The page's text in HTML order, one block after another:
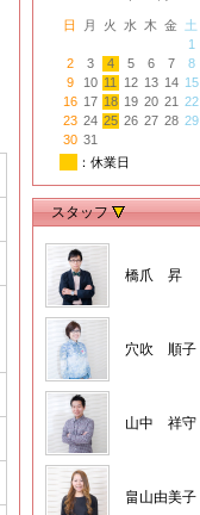
日 月 火 水 木 金
土
1
2
3 4 5 6 7
8
9
10 11 12 13 14 15
16 17 18 19 20 21 22
23 24 25 26 27 28 29
30 31
：休業日
スタッフ
橋爪 昇
穴吹 順子
山中 祥守
畠山由美子